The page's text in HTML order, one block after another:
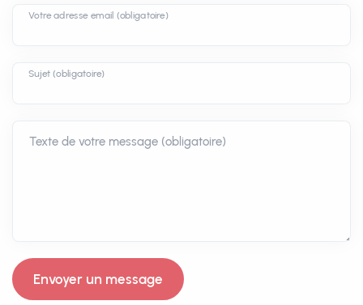
Votre adresse email (obligatoire)
Sujet (obligatoire)
Texte de votre message (obligatoire)
Envoyer un message